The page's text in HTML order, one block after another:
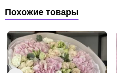
Похожие товары